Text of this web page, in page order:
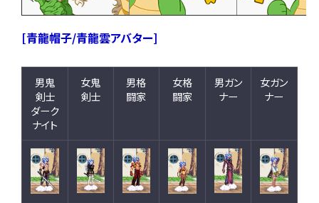
[青龍帽子/青龍雲アバター]
男鬼
剣士
ダーク
ナイト
女鬼
剣士
男格
闘家
女格
闘家
男ガン
ナー
女ガン
ナー